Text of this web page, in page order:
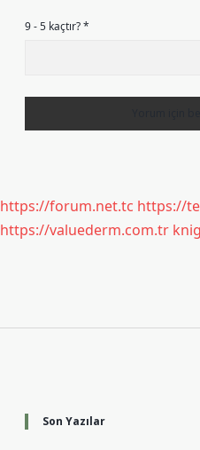
9 - 5 kaçtır?*
https://forum.net.tc https://
https://valuederm.com.tr
Son Yazılar